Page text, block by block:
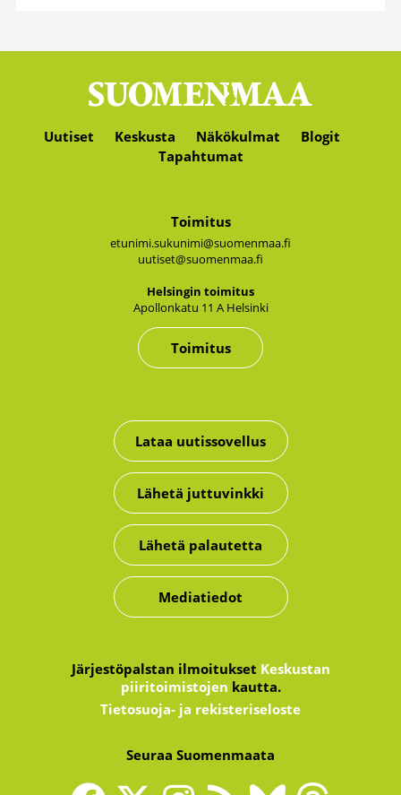
Uutiset Keskusta Näkökulmat
Blogit
Tapahtumat
Toimitus
etunimi.sukunimi@suomenmaa.fi
uutiset@suomenmaa.fi
Hel­sin­gin toi­mi­tus
Apol­lon­ka­tu 11 A Hel­sin­ki
Toimitus
Lataa uutissovellus
Lähetä juttuvinkki
Lähetä palautetta
Mediatiedot
Järjestöpalstan ilmoitukset Keskustan
piiritoimistojen kautta.
Tietosuoja- ja rekisteriseloste
Seuraa Suomenmaata